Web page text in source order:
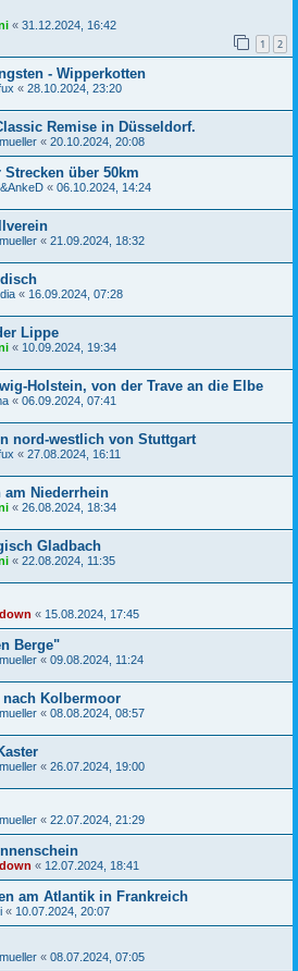
« 31.12.2024, 16:42
1 2
- Wipperkotten
« 28.10.2024, 23:20
Remise in Düsseldorf.
« 20.10.2024, 20:08
Strecken über 50km
« 06.10.2024, 14:24
« 21.09.2024, 18:32
« 16.09.2024, 07:28
Lippe
« 10.09.2024, 19:34
Holstein, von der Trave an die Elbe
« 06.09.2024, 07:41
nord-westlich von Stuttgart
« 27.08.2024, 16:11
am Niederrhein
« 26.08.2024, 18:34
Gladbach
« 22.08.2024, 11:35
« 15.08.2024, 17:45
Berge"
« 09.08.2024, 11:24
Kolbermoor
« 08.08.2024, 08:57
« 26.07.2024, 19:00
« 22.07.2024, 21:29
« 12.07.2024, 18:41
am Atlantik in Frankreich
« 10.07.2024, 20:07
« 08.07.2024, 07:05